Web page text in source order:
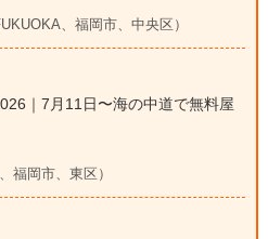
、福岡市、中央区）
｜7月11日〜海の中道で無料屋
福岡市、東区）